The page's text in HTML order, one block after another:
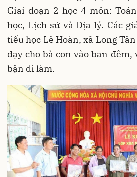
Giai đoạn 2 học 4 môn:
học, Lịch sử và Địa lý. Các
tiểu học Lê Hoàn, xã Long
dạy cho bà con vào ban
bận đi làm.